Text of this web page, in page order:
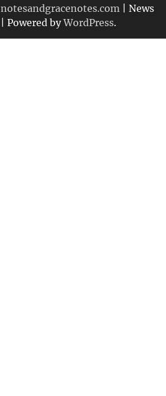
notesandgracenotes.com | News
| Powered byWordPress.